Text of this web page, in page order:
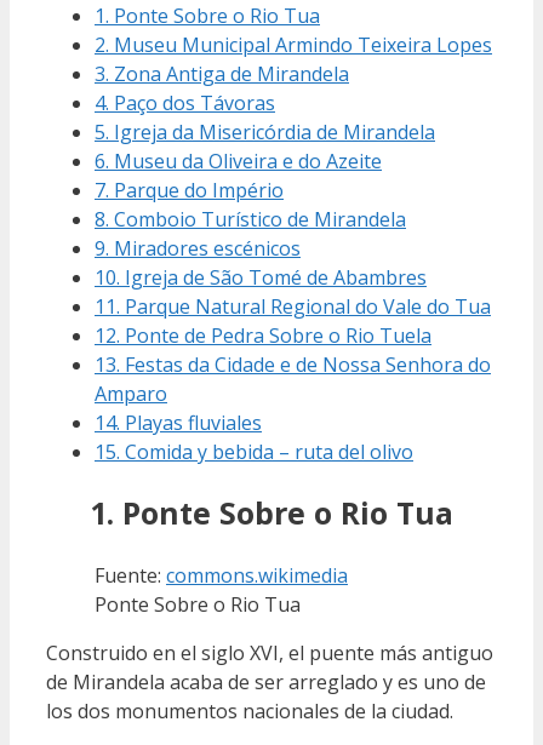
1. Ponte Sobre o Rio Tua
2. Museu Municipal Armindo Teixeira Lopes
3. Zona Antiga de Mirandela
4. Paço dos Távoras
5. Igreja da Misericórdia de Mirandela
6. Museu da Oliveira e do Azeite
7. Parque do Império
8. Comboio Turístico de Mirandela
9. Miradores escénicos
10. Igreja de São Tomé de Abambres
11. Parque Natural Regional do Vale do Tua
12. Ponte de Pedra Sobre o Rio Tuela
13. Festas da Cidade e de Nossa Senhora do
Amparo
14. Playas fluviales
15. Comida y bebida – ruta del olivo
1. Ponte Sobre o Rio Tua
Fuente: commons.wikimedia
Ponte Sobre o Rio Tua
Construido en el siglo XVI, el puente más antiguo
de Mirandela acaba de ser arreglado y es uno de
los dos monumentos nacionales de la ciudad.